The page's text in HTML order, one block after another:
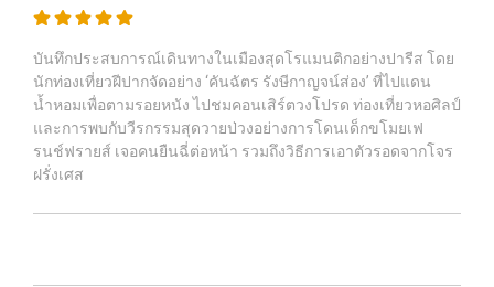
บันทึกประสบการณ์เดินทางในเมืองสุดโรแมนติกอย่างปารีส โดย
นักท่องเที่ยวฝีปากจัดอย่าง ‘คันฉัตร รังษีกาญจน์ส่อง’ ที่ไปแดน
น้ำหอมเพื่อตามรอยหนัง ไปชมคอนเสิร์ตวงโปรด ท่องเที่ยวหอศิลป์
และการพบกับวีรกรรมสุดวายป่วงอย่างการโดนเด็กขโมยเฟ
รนช์ฟรายส์ เจอคนยืนฉี่ต่อหน้า รวมถึงวิธีการเอาตัวรอดจากโจร
ฝรั่งเศส